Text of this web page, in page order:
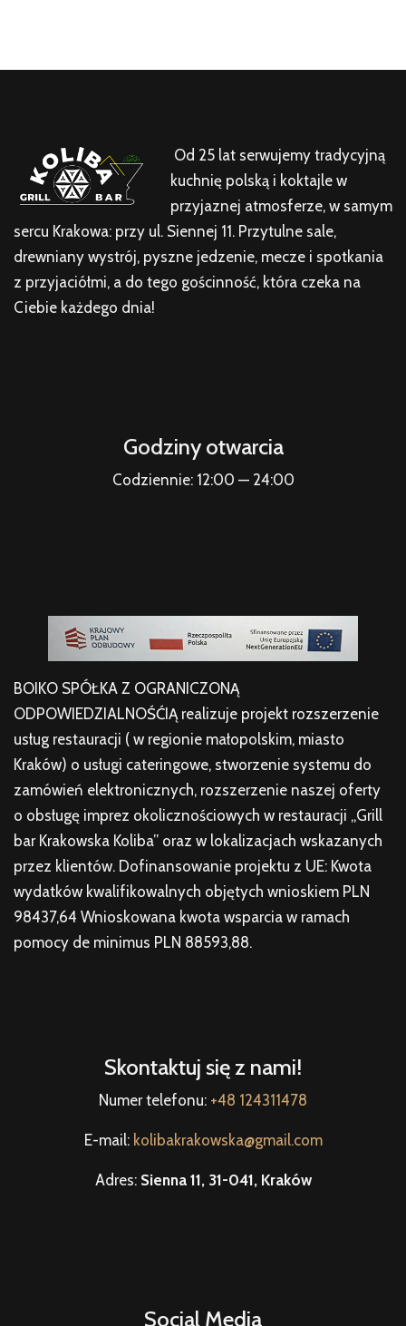
Od 25 lat serwujemy tradycyjną
kuchnię polską i koktajle w
przyjaznej atmosferze, w samym
sercu Krakowa: przy ul. Siennej 11. Przytulne sale,
drewniany wystrój, pyszne jedzenie, mecze i spotkania
z przyjaciółmi, a do tego gościnność, która czeka na
Ciebie każdego dnia!
Godziny otwarcia
Codziennie: 12:00 — 24:00
BOIKO SPÓŁKA Z OGRANICZONĄ
ODPOWIEDZIALNOŚĆIĄ realizuje projekt rozszerzenie
usług restauracji ( w regionie małopolskim, miasto
Kraków) o usługi cateringowe, stworzenie systemu do
zamówień elektronicznych, rozszerzenie naszej oferty
o obsługę imprez okolicznościowych w restauracji „Grill
bar Krakowska Koliba” oraz w lokalizacjach wskazanych
przez klientów. Dofinansowanie projektu z UE: Kwota
wydatków kwalifikowalnych objętych wnioskiem PLN
98437,64 Wnioskowana kwota wsparcia w ramach
pomocy de minimus PLN 88593,88.
Skontaktuj się z nami!
Numer telefonu: +48 124311478
E-mail: kolibakrakowska@gmail.com
Adres: Sienna 11, 31-041, Kraków
Social Media